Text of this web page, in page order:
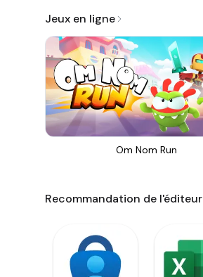
Jeux en ligne
Om Nom Run
Recommandation de l'éditeur